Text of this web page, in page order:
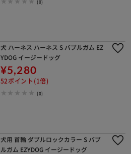
(0)
犬 ハーネス ハーネス S バブルガム EZ
YDOG イージードッグ
¥5,280
52ポイント(1倍)
(0)
犬用 首輪 ダブルロックカラー S バブ
ルガム EZYDOG イージードッグ